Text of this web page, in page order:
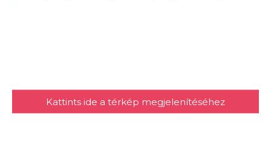
Kattints ide a térkép megjelenítéséhez